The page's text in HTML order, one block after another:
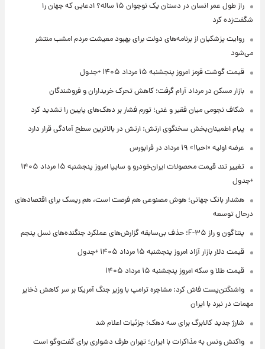
راز طول عمر انسان در دستان یک نوجوان ۱۵ ساله؟ ادعایی که جهان را
شگفت‌زده کرد
روایت پزشکیان از برنامه‌های دولت برای بهبود معیشت مردم امشب منتشر
می‌شود
قیمت گوشت قرمز امروز پنجشنبه ۱۵ مرداد ۱۴۰۵ +جدول
بازار مسکن در مرداد آرام گرفت؛ کاهش تحرک خریداران و فروشندگان
شکاف نجومی میان فقیر و غنی؛ تورم فشار بر دهک‌های پایین را تشدید کرد
پیام اطمینان‌بخش سخنگوی ارتش: ارتش در بالاترین سطح آمادگی قرار دارد
عرضه اولیه «احیا۱» ۱۹ مرداد در فرابورس
تغییر تند قیمت محصولات ایران‌خودرو و سایپا امروز پنجشنبه ۱۵ مرداد ۱۴۰۵
+جدول
هشدار بانک جهانی؛ هوش مصنوعی هم فرصت است، هم ریسک برای اقتصادهای
درحال توسعه
پنتاگون و راز F-۳۵؛ حذف بی‌سابقه گزارش‌های عملکرد جنگنده‌های نسل پنجم
قیمت دلار بازار آزاد امروز پنجشنبه ۱۵ مرداد ۱۴۰۵ +جدول
قیمت طلا و سکه امروز پنجشنبه ۱۵ مرداد ۱۴۰۵
واشنگتن‌پست فاش کرد: مشاجره ترامپ با وزیر جنگ آمریکا بر سر کاهش ذخایر
مهمات در نبرد با ایران
شارژ جدید کالابرگ برای سه دهک؛ جزئیات اعلام شد
واکنش ونس به مذاکرات با ایران؛ تهران طرف دشواری برای گفت‌وگو است